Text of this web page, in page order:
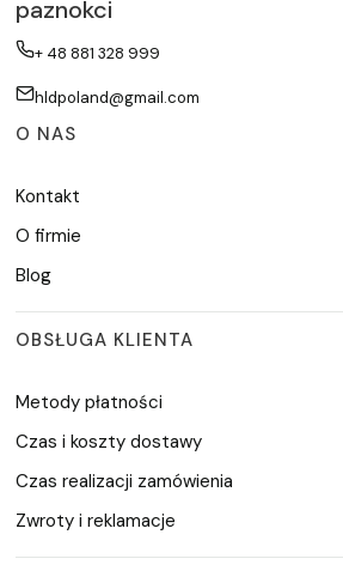
paznokci
+ 48 881 328 999
hldpoland@gmail.com
Linki w stopce
O NAS
Kontakt
O firmie
Blog
OBSŁUGA KLIENTA
Metody płatności
Czas i koszty dostawy
Czas realizacji zamówienia
Zwroty i reklamacje